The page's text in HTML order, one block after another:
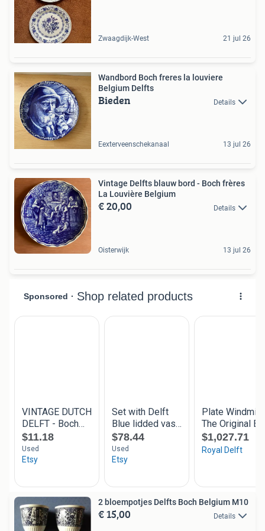
Zwaagdijk-West 21 jul 26
Wandbord Boch freres la louviere
Belgium Delfts
Bieden Details
Eexterveenschekanaal 13 jul 26
Vintage Delfts blauw bord - Boch frères
La Louvière Belgium
€ 20,00 Details
Oisterwijk 13 jul 26
2 bloempotjes Delfts Boch Belgium M10
€ 15,00 Details